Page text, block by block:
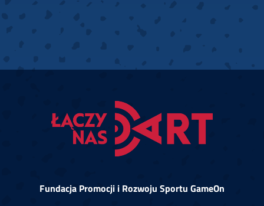
Fundacja Promocji i Rozwoju Sportu GameOn